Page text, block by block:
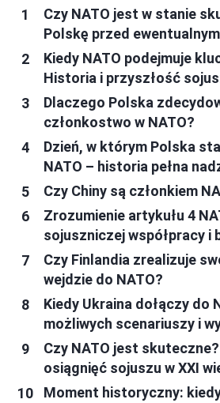
Czy NATO jest w stanie
Polskę przed
Kiedy NATO podejmuje
Historia i przyszłość
Dlaczego Polska
członkostwo w NATO?
Dzień, w którym Polska
NATO – historia pełna
Czy Chiny są członkiem
Zrozumienie artykułu 4
sojuszniczej współpracy i
Czy Finlandia zrealizuje
wejdzie do NATO?
Kiedy Ukraina dołączy do
możliwych scenariuszy i
Czy NATO jest
osiągnięć sojuszu w XXI
Moment historyczny: